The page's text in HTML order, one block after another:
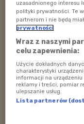
Zapraszamy na kolejny
Igrzyska Olimpijskie"
Po koncercie
plastyczne. To
Ponadto na
Małego
z wszystkich
uzasadnionego interesu
polityki prywatności. Te
partnerom i nie będą
prywatności
Wraz z naszymi
celu zapewnienia:
Użycie dokładnych
charakterystyki
informacji na urządzeniu
reklamy i treści, pomiar
ulepszanie usług.
Lista partnerów